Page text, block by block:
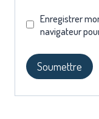
Enregistrer
navigateur